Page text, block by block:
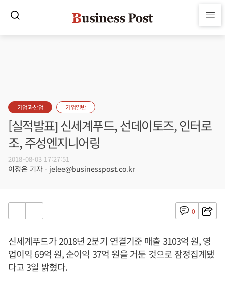
기업과산업 기업일반
[실적발표] 신세계푸드, 선데이토즈, 인터로
조, 주성엔지니어링
2018-08-03 17:27:51
이정은 기자 - jelee@businesspost.co.kr
0
신세계푸드가 2018년 2분기 연결기준 매출 3103억 원, 영
업이익 69억 원, 순이익 37억 원을 거둔 것으로 잠정집계됐
다고 3일 밝혔다.